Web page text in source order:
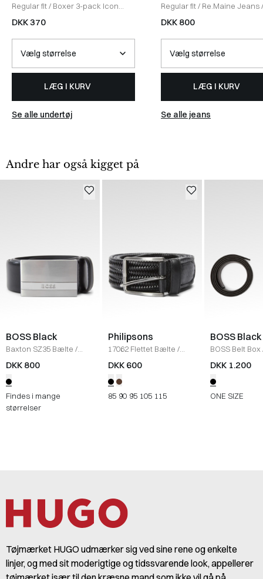
Regular fit/ Boxer 3-pack Icon
Underbukser
DKK 370
LÆG I KURV
Se alle undertøj
Regular fit/ Re.Maine Jeans/
SORT
DKK 800
LÆG I KURV
Se alle jeans
Andre har også kigget på
BOSS Black
Baxton SZ35 Bælte /
BLACK
DKK 800
Findes i mange
størrelser
Philipsons
17062 Flettet Bælte /
SORT
DKK 600
85 90 95 105 115
BOSS Black
BOSS Belt Box
DKK 1.200
ONE SIZE
Tøjmærket HUGO udmærker sig ved sine rene og enkelte
linjer, og med sit moderigtige og tidssvarende look, appellerer